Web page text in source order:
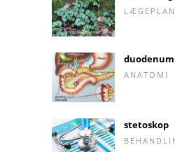
duodenum
ANATOMI
stetoskop